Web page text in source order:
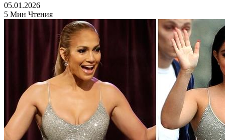
05.01.2026
5 Мин Чтения